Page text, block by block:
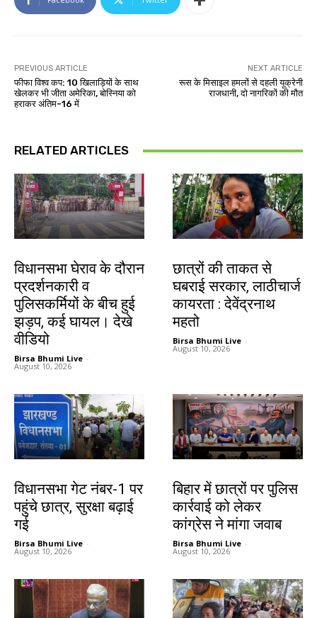
PREVIOUS ARTICLE
फीफा विश्व कप: 10 खिलाड़ियों के साथ
खेलकर भी जीता अमेरिका, बोस्निया को
हराकर अंतिम-16 में
NEXT ARTICLE
रूस के मिसाइल हमलों से दहली यूक्रेनी
राजधानी, दो नागरिकों की मौत
RELATED ARTICLES
विधानसभा घेराव के दौरान
प्रदर्शनकारी व
पुलिसकर्मियों के बीच हुई
झड़प, कई घायल। देखे
वीडियो
Birsa Bhumi Live -
August 10, 2026
छात्रों की ताकत से
घबराई सरकार, लाठीचार्ज
कायरता : देवेंद्रनाथ
महतो
Birsa Bhumi Live -
August 10, 2026
विधानसभा गेट नंबर-1 पर
पहुंचे छात्र, सुरक्षा बढ़ाई
गई
Birsa Bhumi Live -
August 10, 2026
बिहार में छात्रों पर पुलिस
कार्रवाई को लेकर
कांग्रेस ने मांगा जवाब
Birsa Bhumi Live -
August 10, 2026